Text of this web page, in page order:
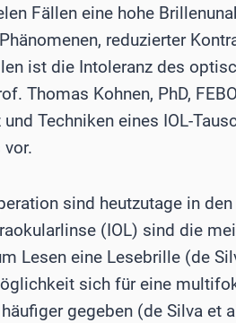
Fällen eine hohe
reduzierter
ist die Intoleranz des
Thomas Kohnen, PhD,
Techniken eines IOL-
sind heutzutage in
(IOL) sind die
Lesen eine Lesebrille (de
sich für eine
gegeben (de Silva et